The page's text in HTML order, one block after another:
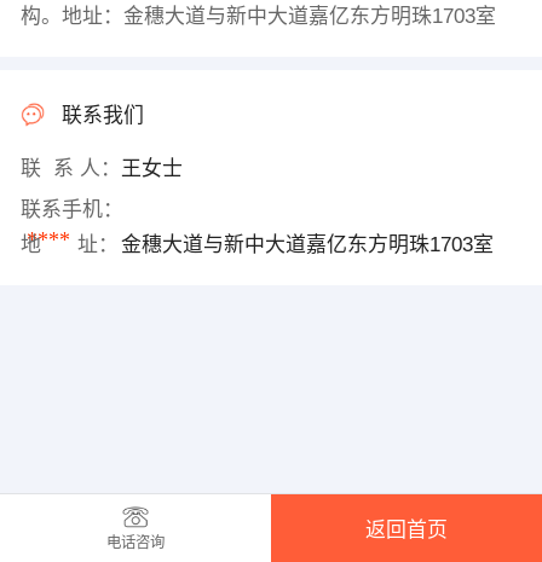
构。地址：金穗大道与新中大道嘉亿东方明珠1703室
联系我们
联 系 人： 王女士
联系手机：
****
地 址： 金穗大道与新中大道嘉亿东方明珠1703室
电话咨询
返回首页